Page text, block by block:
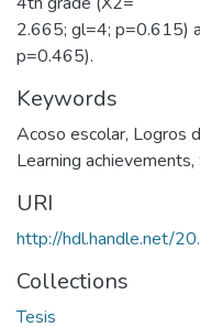
2.665; gl=4; p=0.615)
p=0.465).
Keywords
Acoso escolar, Logros
Learning achievements,
URI
http://hdl.handle.net/
Collections
Tesis